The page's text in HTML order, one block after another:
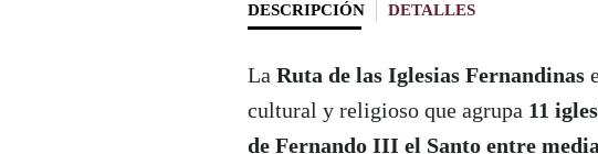
DESCRIPCIÓN DETALLES
La Ruta de las Iglesias Fernandinas
cultural y religioso que agrupa 11
de Fernando III el Santo entre